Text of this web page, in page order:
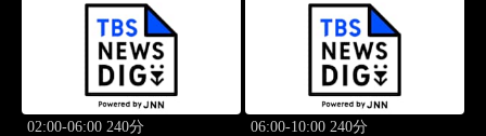
02:00-06:00 240分 06:00-10:00 240分